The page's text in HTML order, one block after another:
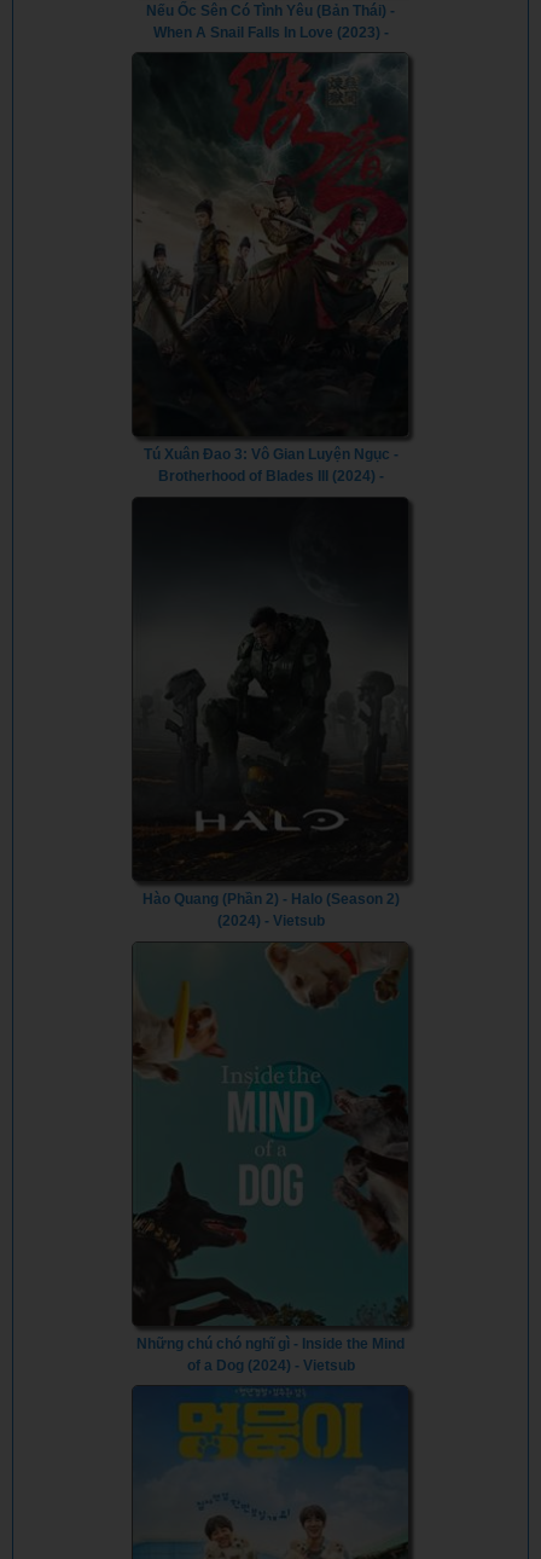
Nếu Ốc Sên Có Tình Yêu (Bản Thái) -
When A Snail Falls In Love (2023) -
Vietsub
Tú Xuân Đao 3: Vô Gian Luyện Ngục -
Brotherhood of Blades III (2024) -
Vietsub
Hào Quang (Phần 2) - Halo (Season 2)
(2024) - Vietsub
Những chú chó nghĩ gì - Inside the Mind
of a Dog (2024) - Vietsub